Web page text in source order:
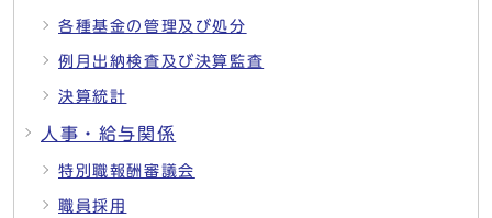
各種基金の管理及び処分
例月出納検査及び決算監査
決算統計
人事・給与関係
特別職報酬審議会
職員採用